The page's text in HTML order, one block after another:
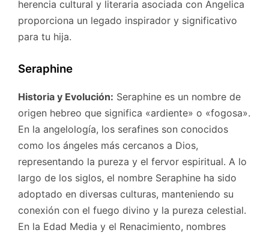
herencia cultural y literaria asociada con Angelica
proporciona un legado inspirador y significativo
para tu hija.
Seraphine
Historia y Evolución: Seraphine es un nombre de
origen hebreo que significa «ardiente» o «fogosa».
En la angelología, los serafines son conocidos
como los ángeles más cercanos a Dios,
representando la pureza y el fervor espiritual. A lo
largo de los siglos, el nombre Seraphine ha sido
adoptado en diversas culturas, manteniendo su
conexión con el fuego divino y la pureza celestial.
En la Edad Media y el Renacimiento, nombres